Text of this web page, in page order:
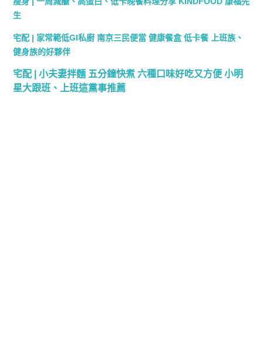
生
宅配 | 家常範低GI私廚 南京三民便當 健康餐盒 低卡餐 上班族、
健身族的好夥伴
宅配 | 小夫妻拌麵 五分鐘快煮 六種口味好吃又方便 小明
星大跟班、上班這黨事推薦